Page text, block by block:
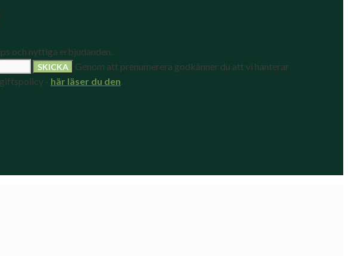
och nyttiga erbjudanden.
Genom att prenumerera godkänner du att vi hanterar
- här läser du den.